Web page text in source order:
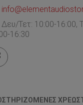
Δευ/Τετ: 10:00-16:00,
16:30